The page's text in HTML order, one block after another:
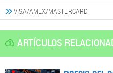
VISA/AMEX/MASTERCARD
ARTÍCULOS